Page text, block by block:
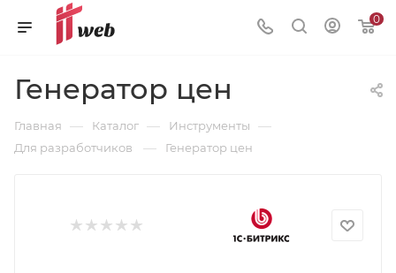
0
Генератор цен
Главная — Каталог — Инструменты —
Для разработчиков — Генератор цен